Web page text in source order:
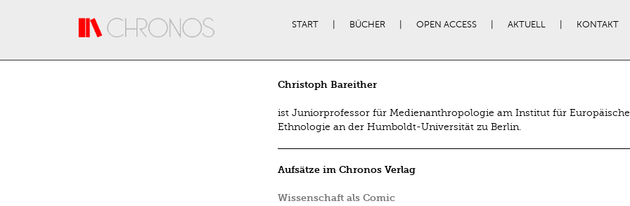
START BÜCHER OPEN ACCESS AKTUELL KONTAKT
Christoph Bareither
ist Juniorprofessor für Medienanthropologie am Institut für Europäische
Ethnologie an der Humboldt-Universität zu Berlin.
Aufsätze im Chronos Verlag
Wissenschaft als Comic